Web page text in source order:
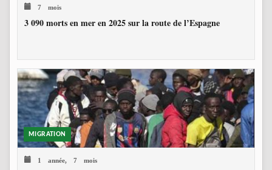
7 mois
3 090 morts en mer en 2025 sur la route de l’Espagne
MIGRATION
1 année, 7 mois